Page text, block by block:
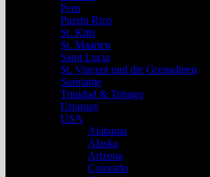
Peru
Puerto Rico
St. Kitts
St. Maarten
Saint Lucia
St. Vincent und die Grenadinen
Suriname
Trinidad & Tobago
Uruguay
USA
Alabama
Alaska
Arizona
Colorado